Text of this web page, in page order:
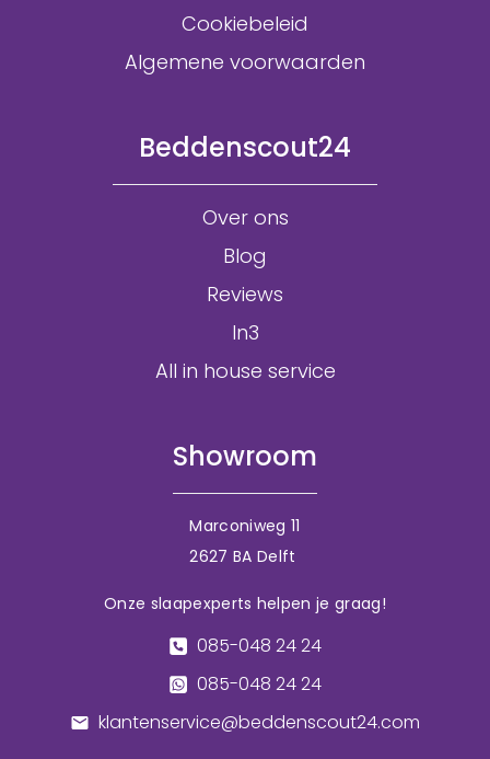
Cookiebeleid
Algemene voorwaarden
Beddenscout24
Over ons
Blog
Reviews
In3
All in house service
Showroom
Marconiweg 11
2627 BA Delft
Onze slaapexperts helpen je graag!
085-048 24 24
085-048 24 24
klantenservice@beddenscout24.com